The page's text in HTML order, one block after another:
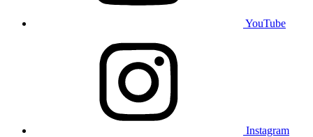
YouTube
Instagram